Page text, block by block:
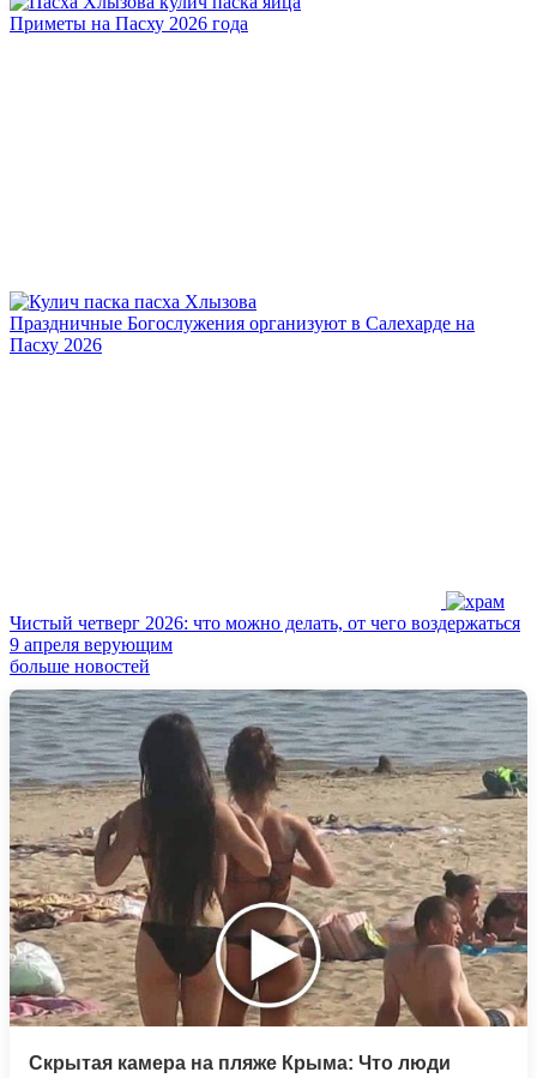
Приметы на Пасху 2026 года
Праздничные Богослужения организуют в Салехарде на
Пасху 2026
Чистый четверг 2026: что можно делать, от чего воздержаться
9 апреля верующим
больше новостей
Скрытая камера на пляже Крыма: Что люди